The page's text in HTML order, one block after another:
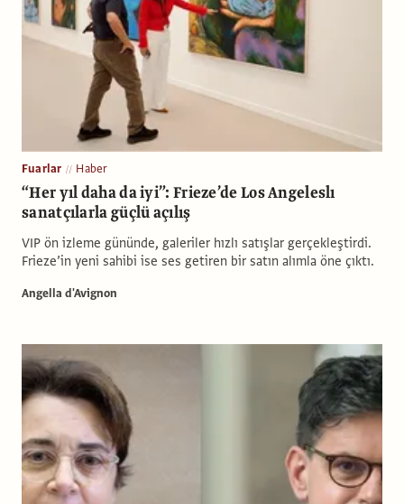
Fuarlar Haber
“Her yıl daha da iyi”: Frieze’de Los Angeleslı
sanatçılarla güçlü açılış
VIP ön izleme gününde, galeriler hızlı satışlar gerçekleştirdi.
Frieze’in yeni sahibi ise ses getiren bir satın alımla öne çıktı.
Angella d'Avignon